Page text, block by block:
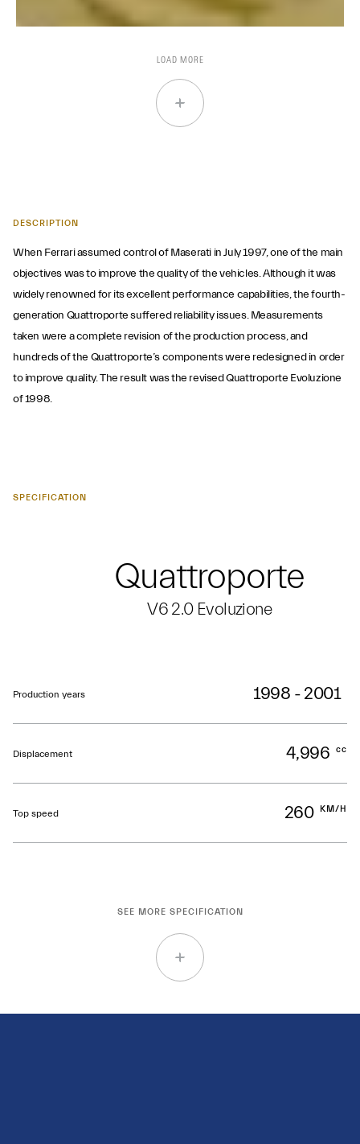
LOAD MORE
DESCRIPTION
When Ferrari assumed control of Maserati in July 1997, one of the main
objectives was to improve the quality of the vehicles. Although it was
widely renowned for its excellent performance capabilities, the fourth-
generation Quattroporte suffered reliability issues. Measurements
taken were a complete revision of the production process, and
hundreds of the Quattroporte’s components were redesigned in order
to improve quality. The result was the revised Quattroporte Evoluzione
of 1998.
SPECIFICATION
Quattroporte
V6 2.0 Evoluzione
Production years 1998 - 2001
Displacement 4,996 cc
Top speed 260 KM/H
SEE MORE SPECIFICATION